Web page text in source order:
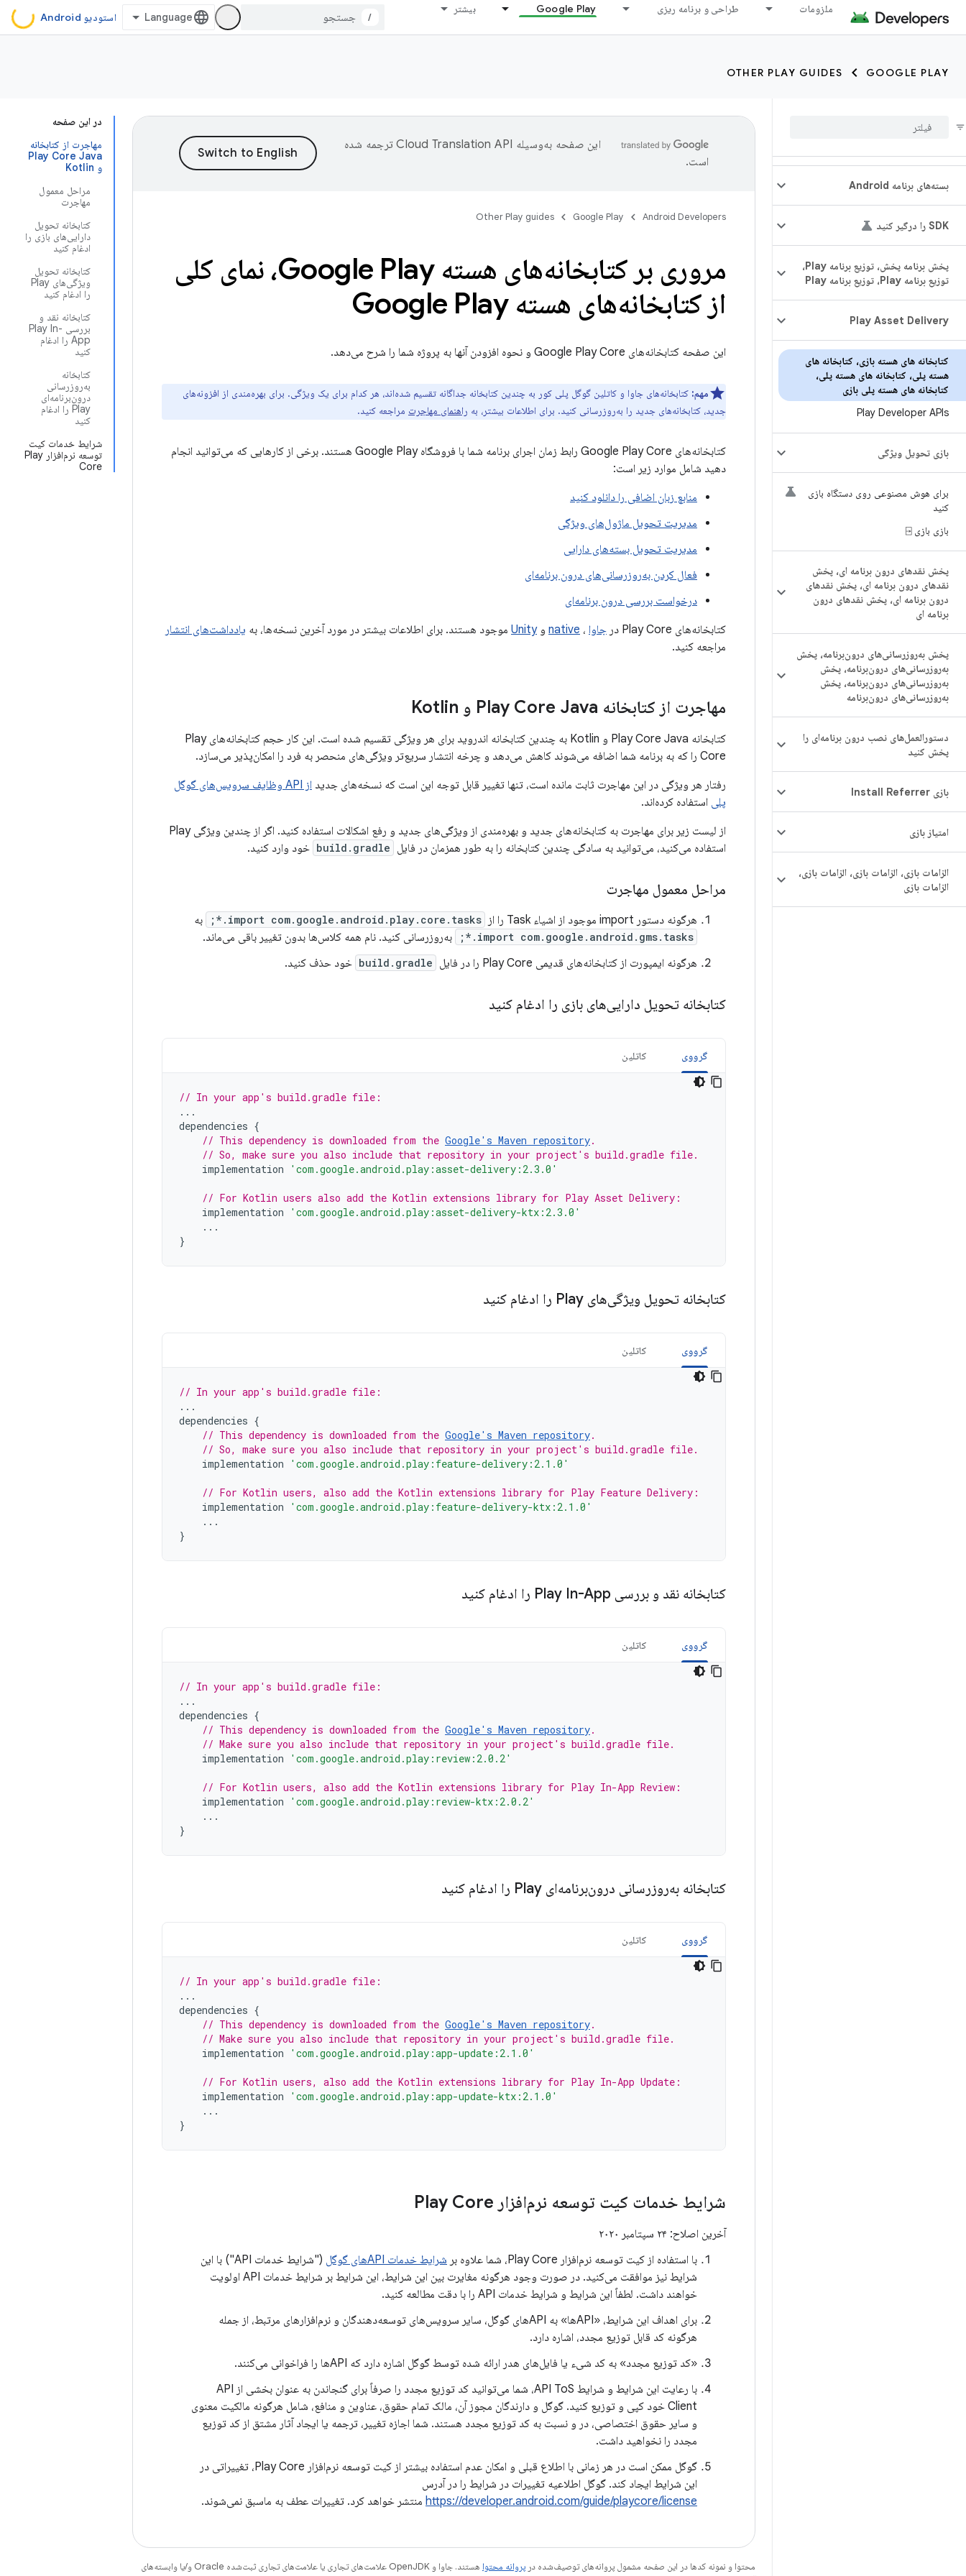
ملزومات طراحی و برنامه ریزی Google Play بیشتر
/ استودیو Android
GOOGLE PLAY
OTHER PLAY GUIDES
بسته‌های برنامه Android
SDK را درگیر کنید
پخش برنامه پخش، توزیع برنامه Play،
توزیع برنامه Play، توزیع برنامه Play
Play Asset Delivery
کتابخانه های هسته بازی، کتابخانه های
هسته پلی، کتابخانه های هسته پلی،
کتابخانه های هسته پلی بازی
Play Developer APIs
بازی تحویل ویژگی
برای هوش مصنوعی روی دستگاه بازی
کنید
بازی بازی ⍈
پخش نقدهای درون برنامه ای، پخش
نقدهای درون برنامه ای، پخش نقدهای
درون برنامه ای، پخش نقدهای درون
برنامه ای
پخش به‌روزرسانی‌های درون‌برنامه، پخش
به‌روزرسانی‌های درون‌برنامه، پخش
به‌روزرسانی‌های درون‌برنامه، پخش
به‌روزرسانی‌های درون‌برنامه
دستورالعمل‌های نصب درون برنامه‌ای را
پخش کنید
بازی Install Referrer
امتیاز بازی
الزامات بازی، الزامات بازی، الزامات بازی،
الزامات بازی
در این صفحه
مهاجرت از کتابخانه
Play Core Java
و Kotlin
مراحل معمول
مهاجرت
کتابخانه تحویل
دارایی‌های بازی را
ادغام کنید
کتابخانه تحویل
ویژگی‌های Play
را ادغام کنید
کتابخانه نقد و
بررسی Play In-
App را ادغام
کنید
کتابخانه
به‌روزرسانی
درون‌برنامه‌ای
Play را ادغام
کنید
شرایط خدمات کیت
توسعه نرم‌افزار Play
Core
این صفحه به‌وسیله
ترجمه شده
است.
Android Developers
Google Play
Other Play guides
مروری بر کتابخانه‌های هسته Google Play، نمای کلی
از کتابخانه‌های هسته Google Play
این صفحه کتابخانه‌های Google Play Core و نحوه افزودن آنها به پروژه شما را شرح می‌دهد.
مهم: کتابخانه‌های جاوا و کاتلین گوگل پلی کور به چندین کتابخانه جداگانه تقسیم شده‌اند، هر کدام برای یک ویژگی. برای بهره‌مندی از افزونه‌های
جدید، کتابخانه‌های جدید را به‌روزرسانی کنید. برای اطلاعات بیشتر، به راهنمای مهاجرت مراجعه کنید.
کتابخانه‌های Google Play Core رابط زمان اجرای برنامه شما با فروشگاه Google Play هستند. برخی از کارهایی که می‌توانید انجام
دهید شامل موارد زیر است:
منابع زبان اضافی را دانلود کنید
مدیریت تحویل ماژول‌های ویژگی
مدیریت تحویل بسته‌های دارایی
فعال کردن به‌روزرسانی‌های درون برنامه‌ای
درخواست بررسی درون برنامه‌ای
کتابخانه‌های Play Core در
جاوا ، native وUnity موجود هستند. برای اطلاعات بیشتر در مورد آخرین نسخه‌ها، به یادداشت‌های انتشار
مراجعه کنید.
مهاجرت از کتابخانه Play Core Java و Kotlin
کتابخانه Play Core Java و Kotlin به چندین کتابخانه اندروید برای هر ویژگی تقسیم شده است. این کار حجم کتابخانه‌های Play
Core را که به برنامه شما اضافه می‌شوند کاهش می‌دهد و چرخه انتشار سریع‌تر ویژگی‌های منحصر به فرد را امکان‌پذیر می‌سازد.
رفتار هر ویژگی در این مهاجرت ثابت مانده است، تنها تغییر قابل توجه این است که نسخه‌های جدید
از API وظایف سرویس‌های گوگل
پلی استفاده کرده‌اند.
از لیست زیر برای مهاجرت به کتابخانه‌های جدید و بهره‌مندی از ویژگی‌های جدید و رفع اشکالات استفاده کنید. اگر از چندین ویژگی Play
استفاده می‌کنید، می‌توانید به سادگی چندین کتابخانه را به طور همزمان در فایل build.gradle خود وارد کنید.
مراحل معمول مهاجرت
هرگونه دستور import موجود از اشیاء Task را از import com.google.android.play.core.tasks.*; به
import com.google.android.gms.tasks.*;
به‌روزرسانی کنید. نام همه کلاس‌ها بدون تغییر باقی می‌ماند.
هرگونه ایمپورت از کتابخانه‌های قدیمی Play Core را در فایل
build.gradle خود حذف کنید.
کتابخانه تحویل دارایی‌های بازی را ادغام کنید
گرووی کاتلین
// In your app's build.gradle file:
...
dependencies {
// This dependency is downloaded from the Google's Maven repository.
// So, make sure you also include that repository in your project's build.gradle file.
implementation
'com.google.android.play:asset-delivery:2.3.0'
// For Kotlin users also add the Kotlin extensions library for Play Asset Delivery:
implementation
'com.google.android.play:asset-delivery-ktx:2.3.0'
...
}
کتابخانه تحویل ویژگی‌های Play را ادغام کنید
گرووی کاتلین
// In your app's build.gradle file:
...
dependencies {
// This dependency is downloaded from the Google's Maven repository.
// So, make sure you also include that repository in your project's build.gradle file.
implementation
'com.google.android.play:feature-delivery:2.1.0'
// For Kotlin users, also add the Kotlin extensions library for Play Feature Delivery:
implementation
'com.google.android.play:feature-delivery-ktx:2.1.0'
...
}
کتابخانه نقد و بررسی Play In-App را ادغام کنید
گرووی کاتلین
// In your app's build.gradle file:
...
dependencies {
// This dependency is downloaded from the Google's Maven repository.
// Make sure you also include that repository in your project's build.gradle file.
implementation
'com.google.android.play:review:2.0.2'
// For Kotlin users, also add the Kotlin extensions library for Play In-App Review:
implementation
'com.google.android.play:review-ktx:2.0.2'
...
}
کتابخانه به‌روزرسانی درون‌برنامه‌ای Play را ادغام کنید
گرووی کاتلین
// In your app's build.gradle file:
...
dependencies {
// This dependency is downloaded from the Google's Maven repository.
// Make sure you also include that repository in your project's build.gradle file.
implementation
'com.google.android.play:app-update:2.1.0'
// For Kotlin users, also add the Kotlin extensions library for Play In-App Update:
implementation
'com.google.android.play:app-update-ktx:2.1.0'
...
}
شرایط خدمات کیت توسعه نرم‌افزار Play Core
آخرین اصلاح: ۲۴ سپتامبر ۲۰۲۰
با استفاده از کیت توسعه نرم‌افزار Play Core، شما علاوه بر
شرایط خدمات APIهای گوگل
("شرایط خدمات API") با این
شرایط نیز موافقت می‌کنید. در صورت وجود هرگونه مغایرت بین این شرایط، این شرایط بر شرایط خدمات API اولویت
خواهند داشت. لطفاً این شرایط و شرایط خدمات API را با دقت مطالعه کنید.
برای اهداف این شرایط، «APIها» به APIهای گوگل، سایر سرویس‌های توسعه‌دهندگان و نرم‌افزارهای مرتبط، از جمله
هرگونه کد قابل توزیع مجدد، اشاره دارد.
«کد توزیع مجدد» به کد شیء یا فایل‌های هدر ارائه شده توسط گوگل اشاره دارد که APIها را فراخوانی می‌کنند.
با رعایت این شرایط و شرایط API ToS، شما می‌توانید کد توزیع مجدد را صرفاً برای گنجاندن به عنوان بخشی از API
Client خود کپی و توزیع کنید. گوگل و دارندگان مجوز آن، مالک تمام حقوق، عناوین و منافع، شامل هرگونه مالکیت معنوی
و سایر حقوق اختصاصی، در و نسبت به کد توزیع مجدد هستند. شما اجازه تغییر، ترجمه یا ایجاد آثار مشتق از کد توزیع
مجدد را نخواهید داشت.
گوگل ممکن است در هر زمانی با اطلاع قبلی و امکان عدم استفاده بیشتر از کیت توسعه نرم‌افزار Play Core، تغییراتی در
این شرایط ایجاد کند. گوگل اطلاعیه تغییرات در شرایط را در آدرس
https://developer.android.com/guide/playcore/license منتشر خواهد کرد. تغییرات عطف به ماسبق نمی‌شوند.
محتوا و نمونه کدها در این صفحه مشمول پروانه‌های توصیف‌شده در پروانه محتوا
هستند. جاوا و OpenJDK علامت‌های تجاری یا علامت‌های تجاری ثبت‌شده Oracle و/یا وابسته‌های